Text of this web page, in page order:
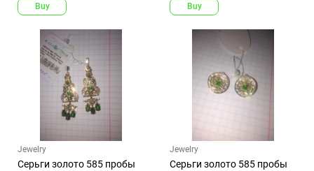
Buy
Buy
Jewelry
Серьги золото 585 пробы
Jewelry
Серьги золото 585 пробы